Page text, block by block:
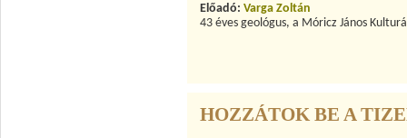
Előadó: Varga Zoltán
43 éves geológus, a Móricz János
HOZZÁTOK BE A